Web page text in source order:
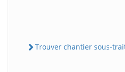
Trouver chantier sous-